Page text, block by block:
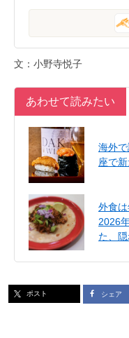
文：小野寺悦子
あわせて読みたい
海外
座で
外食
2026
た、
ポスト シェア